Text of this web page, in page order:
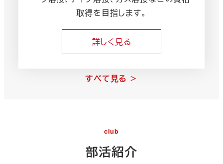
取得を目指します。
詳しく見る
すべて見る ＞
club
部活紹介